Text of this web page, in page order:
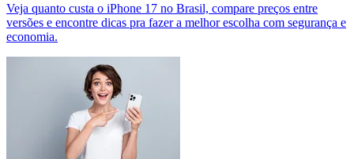
Veja quanto custa o iPhone 17 no Brasil, compare preços entre
versões e encontre dicas pra fazer a melhor escolha com segurança e
economia.